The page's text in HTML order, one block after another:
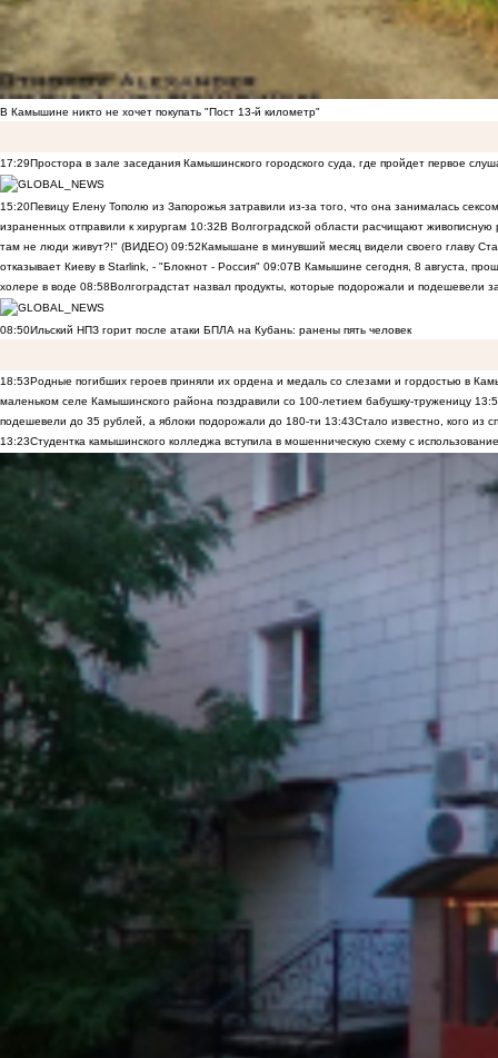
В Камышине никто не хочет покупать "Пост 13-й километр"
17:29Простора в зале заседания Камышинского городского суда, где пройдет первое
15:20Певицу Елену Тополю из Запорожья затравили из-за того, что она занималась
израненных отправили к хирургам 10:32В Волгоградской области расчищают
там не люди живут?!" (ВИДЕО) 09:52Камышане в минувший месяц видели своего главу
отказывает Киеву в Starlink, - "Блокнот - Россия" 09:07В Камышине сегодня, 8 августа,
холере в воде 08:58Волгоградстат назвал продукты, которые подорожали и подешевели
08:50Ильский НПЗ горит после атаки БПЛА на Кубань: ранены пять человек
18:53Родные погибших героев приняли их ордена и медаль со слезами и гордостью в
маленьком селе Камышинского района поздравили со 100-летием бабушку-труженицу
подешевели до 35 рублей, а яблоки подорожали до 180-ти 13:43Стало известно, кого из
13:23Студентка камышинского колледжа вступила в мошенническую схему с